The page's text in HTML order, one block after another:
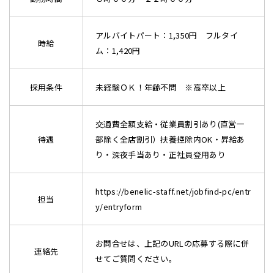
時給
アルバイトパート：1,350円 フルタイ
ム：1,420円
採用条件 未経験ＯＫ！年齢不問 ※高卒以上
待遇
交通費全額支給・従業員割引あり(直営一
部除く全店割引）扶養控除内OK・昇給あ
り・深夜手当あり・正社員登用あり
担当
https://benelic-staff.net/jobfind-pc/entr
y/entryform
連絡先
お問合せは、上記のURLの応募する際に併
せてご質問ください。